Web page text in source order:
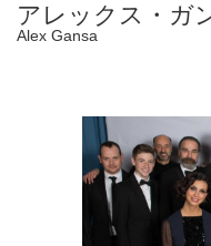
アレックス・ガ
Alex Gansa